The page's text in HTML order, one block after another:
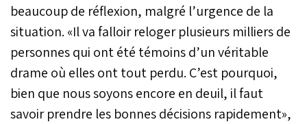
beaucoup de réflexion, malgré l’urgence de la
situation. «Il va falloir reloger plusieurs milliers de
personnes qui ont été témoins d’un véritable
drame où elles ont tout perdu. C’est pourquoi,
bien que nous soyons encore en deuil, il faut
savoir prendre les bonnes décisions rapidement»,